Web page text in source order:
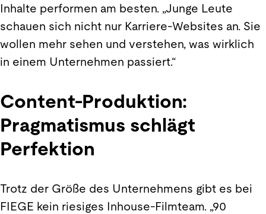
Inhalte performen am besten. „Junge Leute
schauen sich nicht nur Karriere-Websites an. Sie
wollen mehr sehen und verstehen, was wirklich
in einem Unternehmen passiert.“
Content-Produktion:
Pragmatismus schlägt
Perfektion
Trotz der Größe des Unternehmens gibt es bei
FIEGE kein riesiges Inhouse-Filmteam. „90